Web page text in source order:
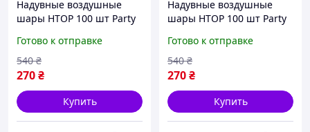
Надувные воздушные
шары HTOP 100 шт Party
оформления Дня
Рождения Праздничная
атрибутика Голубой bam
Готово к отправке
270₴
540 ₴
Купить
Надувные воздушные
шары HTOP 100 шт Party
оформления Дня
Рождения Праздничная
атрибутика Слоновая
кость
Готово к отправке
270₴
540 ₴
Купить